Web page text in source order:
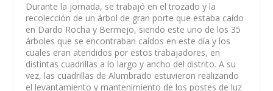
Durante la jornada, se trabajó en el trozado y la
recolección de un árbol de gran porte que estaba caído
en Dardo Rocha y Bermejo, siendo este uno de los 35
árboles que se encontraban caídos en este día y los
cuales eran atendidos por estos trabajadores, en
distintas cuadrillas a lo largo y ancho del distrito. A su
vez, las cuadrillas de Alumbrado estuvieron realizando
el levantamiento y mantenimiento de los postes de luz